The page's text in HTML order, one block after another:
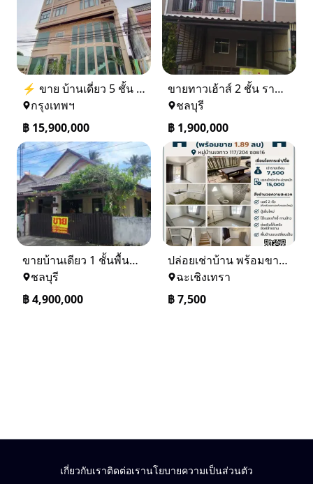
⚡ ขาย บ้านเดี่ยว 5 ชั้น ซอย ประชาชื่น 14 ใกล้ BTS
กรุงเทพฯ
฿ 15,900,000
ขายทาวเฮ้าส์ 2 ชั้น ราคา 1.9 ล้านบาท ที่อยู่ ศรีราชา ชลบุรี
ชลบุรี
฿ 1,900,000
ขายบ้านเดียว 1 ชั้นพื้นที่ 102 ตรว บางละมุง ชลบุรี
ชลบุรี
฿4,900,000
ปล่อยเช่าบ้าน พร้อมขาย หมู่บ้านเจทาว ตำบลแสนภูดาษ
ฉะเชิงเทรา
฿7,500
เกี่ยวกับเราติดต่อเรานโยบายความเป็นส่วนตัว